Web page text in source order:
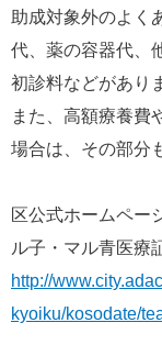
助成対象外のよく
代、薬の容器代、
初診料などがあり
また、高額療養費
場合は、その部分
区公式ホームペー
ル子・マル青医療
http://
kyoiku/kosodate/